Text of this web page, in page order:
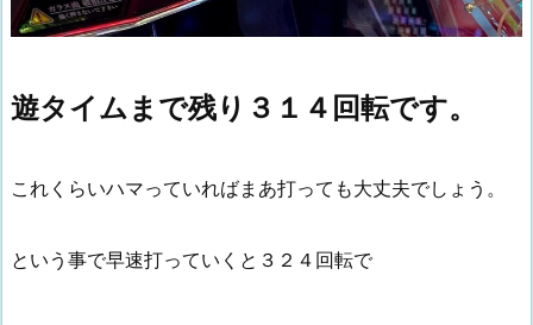
遊タイムまで残り３１４回転です。
これくらいハマっていればまあ打っても大丈夫でしょう。
という事で早速打っていくと３２４回転で